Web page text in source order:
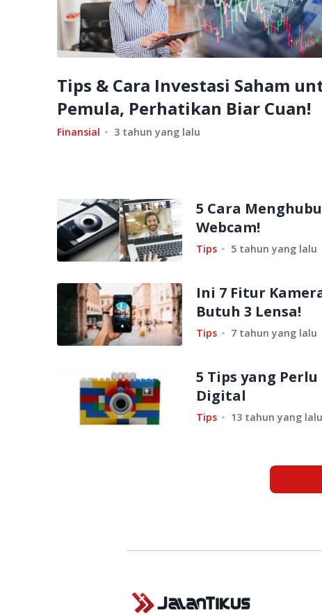
Tips & Cara Investasi Saham
Pemula, Perhatikan Biar Cuan!
Finansial 3 tahun yang lalu
5 Cara
Webcam!
Tips 5 tahun yang lalu
Ini 7 Fitur
Butuh 3 Lensa!
Tips 7 tahun yang lalu
5 Tips yang
Digital
Tips 13 tahun yang lalu